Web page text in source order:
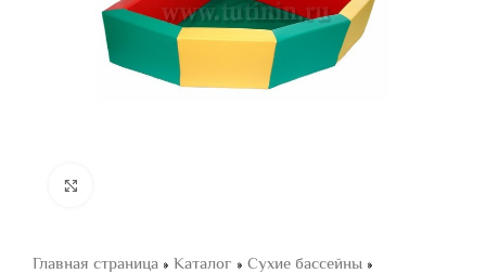
Главная страница » Каталог » Сухие бассейны »